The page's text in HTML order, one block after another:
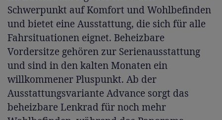
Schwerpunkt auf Komfort und Wohlbefinden
und bietet eine Ausstattung, die sich für alle
Fahrsituationen eignet. Beheizbare
Vordersitze gehören zur Serienausstattung
und sind in den kalten Monaten ein
willkommener Pluspunkt. Ab der
Ausstattungsvariante Advance sorgt das
beheizbare Lenkrad für noch mehr